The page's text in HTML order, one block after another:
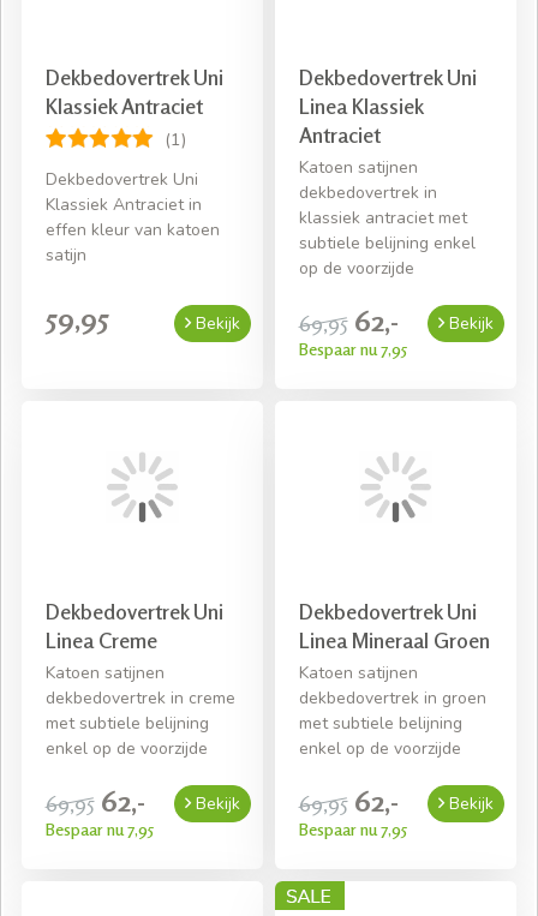
Dekbedovertrek Uni
Klassiek Antraciet
(1)
Dekbedovertrek Uni
Klassiek Antraciet in
effen kleur van katoen
satijn
59,95 Bekijk
Dekbedovertrek Uni
Linea Klassiek
Antraciet
Katoen satijnen
dekbedovertrek in
klassiek antraciet met
subtiele belijning enkel
op de voorzijde
69,95 62,-
Bespaar nu 7,95
Bekijk
Dekbedovertrek Uni
Linea Creme
Katoen satijnen
dekbedovertrek in creme
met subtiele belijning
enkel op de voorzijde
69,95 62,-
Bespaar nu 7,95
Bekijk
Dekbedovertrek Uni
Linea Mineraal Groen
Katoen satijnen
dekbedovertrek in groen
met subtiele belijning
enkel op de voorzijde
69,95 62,-
Bespaar nu 7,95
Bekijk